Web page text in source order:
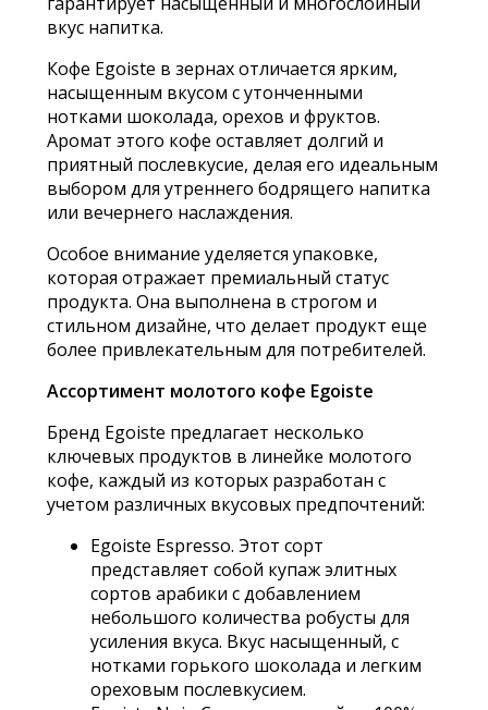
вкус напитка.
Кофе Egoiste в зернах отличается ярким,
насыщенным вкусом с утонченными
нотками шоколада, орехов и фруктов.
Аромат этого кофе оставляет долгий и
приятный послевкусие, делая его идеальным
выбором для утреннего бодрящего напитка
или вечернего наслаждения.
Особое внимание уделяется упаковке,
которая отражает премиальный статус
продукта. Она выполнена в строгом и
стильном дизайне, что делает продукт еще
более привлекательным для потребителей.
Ассортимент молотого кофе Egoiste
Бренд Egoiste предлагает несколько
ключевых продуктов в линейке молотого
кофе, каждый из которых разработан с
учетом различных вкусовых предпочтений:
Egoiste Espresso. Этот сорт
представляет собой купаж элитных
сортов арабики с добавлением
небольшого количества робусты для
усиления вкуса. Вкус насыщенный, с
нотками горького шоколада и легким
ореховым послевкусием.